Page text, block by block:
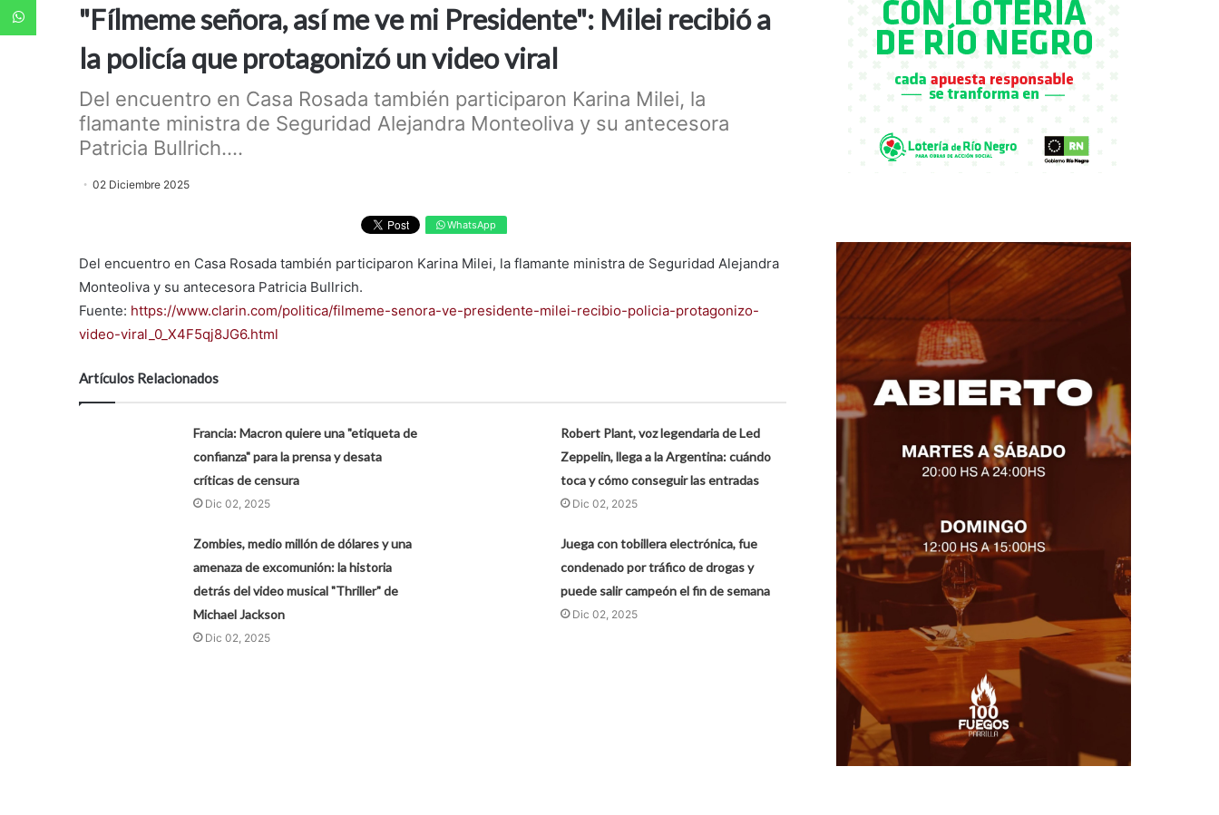
"Fílmeme señora, así me ve mi Presidente": Milei recibió a
la policía que protagonizó un video viral
Del encuentro en Casa Rosada también participaron Karina Milei, la
flamante ministra de Seguridad Alejandra Monteoliva y su antecesora
Patricia Bullrich....
02 Diciembre 2025
WhatsApp
Del encuentro en Casa Rosada también participaron Karina Milei, la flamante ministra de Seguridad Alejandra
Monteoliva y su antecesora Patricia Bullrich.
Fuente: https://www.clarin.com/politica/filmeme-senora-ve-presidente-milei-recibio-policia-protagonizo-
video-viral_0_X4F5qj8JG6.html
Artículos Relacionados
Francia: Macron quiere una "etiqueta de
confianza" para la prensa y desata
críticas de censura
Dic 02, 2025
Robert Plant, voz legendaria de Led
Zeppelin, llega a la Argentina: cuándo
toca y cómo conseguir las entradas
Dic 02, 2025
Zombies, medio millón de dólares y una
amenaza de excomunión: la historia
detrás del video musical "Thriller" de
Michael Jackson
Dic 02, 2025
Juega con tobillera electrónica, fue
condenado por tráfico de drogas y
puede salir campeón el fin de semana
Dic 02, 2025